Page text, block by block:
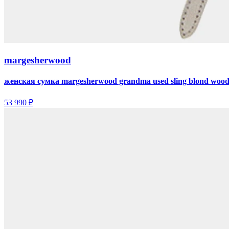
margesherwood
женская сумка margesherwood grandma used sling blond
53 990 ₽